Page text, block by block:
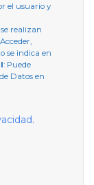
el usuario y
se realizan
se indica en
: Puede
Datos en
.